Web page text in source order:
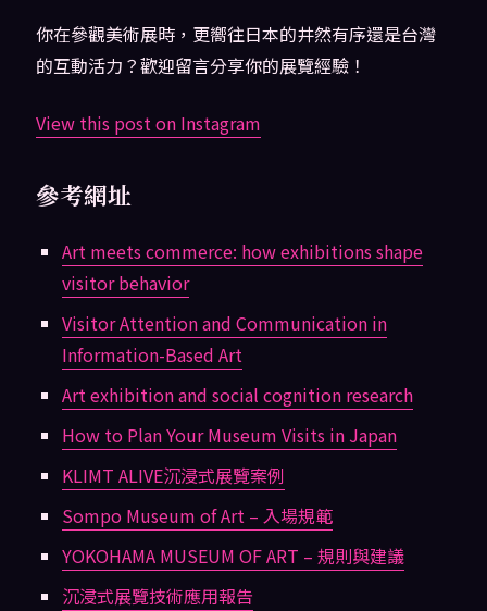
你在參觀美術展時，更嚮往日本的井然有序還是台灣
的互動活力？歡迎留言分享你的展覽經驗！
View this post on Instagram
參考網址
Art meets commerce: how exhibitions shape
visitor behavior
Visitor Attention and Communication in
Information-Based Art
Art exhibition and social cognition research
How to Plan Your Museum Visits in Japan
KLIMT ALIVE沉浸式展覽案例
Sompo Museum of Art – 入場規範
YOKOHAMA MUSEUM OF ART – 規則與建議
沉浸式展覽技術應用報告